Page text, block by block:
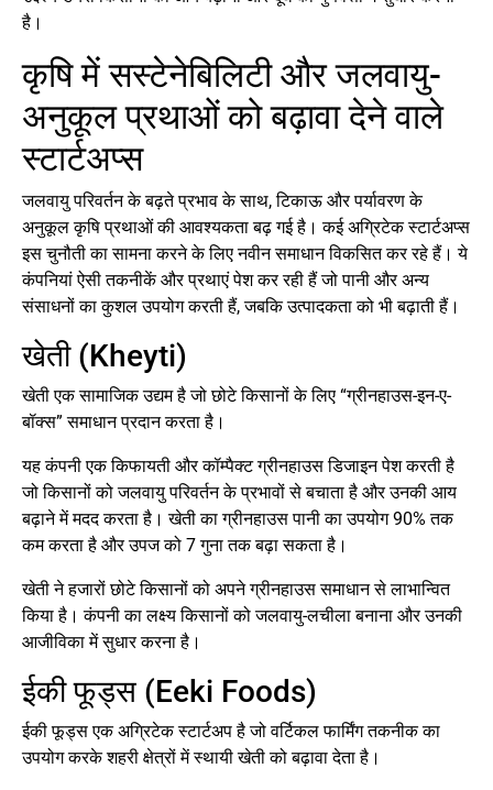
है।
कृषि में सस्टेनेबिलिटी और जलवायु-
अनुकूल प्रथाओं को बढ़ावा देने वाले
स्टार्टअप्स
जलवायु परिवर्तन के बढ़ते प्रभाव के साथ, टिकाऊ और पर्यावरण के
अनुकूल कृषि प्रथाओं की आवश्यकता बढ़ गई है। कई अग्रिटेक स्टार्टअप्स
इस चुनौती का सामना करने के लिए नवीन समाधान विकसित कर रहे हैं। ये
कंपनियां ऐसी तकनीकें और प्रथाएं पेश कर रही हैं जो पानी और अन्य
संसाधनों का कुशल उपयोग करती हैं, जबकि उत्पादकता को भी बढ़ाती हैं।
खेती (Kheyti)
खेती एक सामाजिक उद्यम है जो छोटे किसानों के लिए “ग्रीनहाउस-इन-ए-
बॉक्स” समाधान प्रदान करता है।
यह कंपनी एक किफायती और कॉम्पैक्ट ग्रीनहाउस डिजाइन पेश करती है
जो किसानों को जलवायु परिवर्तन के प्रभावों से बचाता है और उनकी आय
बढ़ाने में मदद करता है। खेती का ग्रीनहाउस पानी का उपयोग 90% तक
कम करता है और उपज को 7 गुना तक बढ़ा सकता है।
खेती ने हजारों छोटे किसानों को अपने ग्रीनहाउस समाधान से लाभान्वित
किया है। कंपनी का लक्ष्य किसानों को जलवायु-लचीला बनाना और उनकी
आजीविका में सुधार करना है।
ईकी फूड्स (Eeki Foods)
ईकी फूड्स एक अग्रिटेक स्टार्टअप है जो वर्टिकल फार्मिंग तकनीक का
उपयोग करके शहरी क्षेत्रों में स्थायी खेती को बढ़ावा देता है।